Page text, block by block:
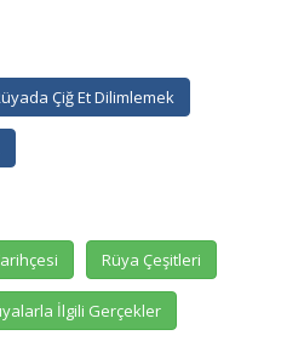
Çiğ Et Dilimlemek
Rüya Çeşitleri
İlgili Gerçekler